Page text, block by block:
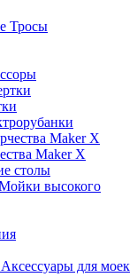
Тросы
Maker X
столы
высокого
Аксессуары для моек